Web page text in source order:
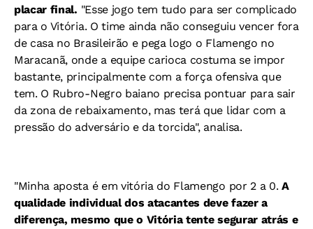
placar final. "Esse jogo tem tudo para ser complicado
para o Vitória. O time ainda não conseguiu vencer fora
de casa no Brasileirão e pega logo o Flamengo no
Maracanã, onde a equipe carioca costuma se impor
bastante, principalmente com a força ofensiva que
tem. O Rubro-Negro baiano precisa pontuar para sair
da zona de rebaixamento, mas terá que lidar com a
pressão do adversário e da torcida", analisa.
"Minha aposta é em vitória do Flamengo por 2 a 0. A
qualidade individual dos atacantes deve fazer a
diferença, mesmo que o Vitória tente segurar atrás e